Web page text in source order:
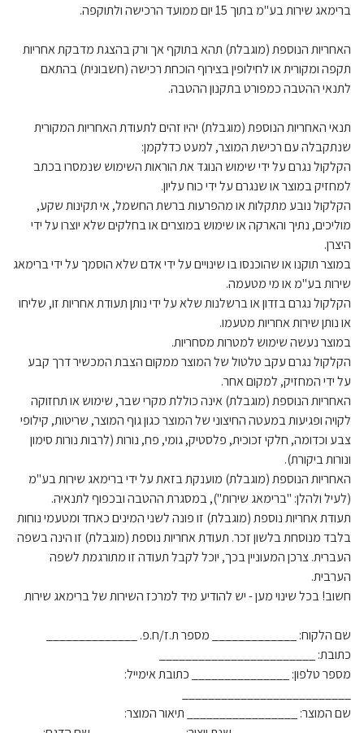
ברימאג שירות בע"מ בתוך 15 יום ממועד הרכישה ולתוקפה.
האחריות הנוספת (מוגבלת) תהא בתוקף אך ורק בהצגת מדבקת אחריות
תקפה ומקורית או לחילופין בצירוף הוכחת רכישה (חשבונית) בהתאם
לתנאי ההטבה כמפורט בתקנון ההטבה.
תנאי האחריות הנוספת (מוגבלת) יהיו זהים לתעודת האחריות המקורית
שנתקבלה עם רכישת המוצר, למעט כדלקמן:
הקלקול נגרם על ידי שימוש הנוגד את הוראות השימוש שנמסרו בכתב
למחזיק במוצר או שנגרם על ידי כוח עליון.
הקלקול נובע מתקלות או מהפרעות ברשת החשמל, אי תקינות שקע,
מוליכים, נתיך והארקה או שימוש במוצרים או בחלקים שלא יוצרו על ידי
היצרן.
במוצר תוקנו או שהוכנסו בו שינויים על ידי אדם שלא הוסמך על ידי ברימאג
שירות בע"מ או מי מטעמה.
הקלקול נגרם בזדון או ברשלנות שלא על ידי נותן תעודת אחריות זו, שליחו
או נותן שירות אחריות מטעמו.
במוצר נעשה שימוש למטרות מסחריות.
הקלקול נגרם עקב טלטול של המוצר ממקום הצבת המכשיר דרך קבע
על ידי המחזיק, למקום אחר.
האחריות הנוספת (מוגבלת) אינה כוללת מקרי שבר, שימוש או תחזוקה
לקויה ופגיעות במעטה החיצוני של המוצר כגון גוף המוצר, שריטות, קילופי
צבע וכדומה, חלקי זכוכית, פלסטיק, גומי, פח, נורות (לרבות נורות סימון
ונורות ביקורת).
האחריות הנוספת (מוגבלת) מוענקת בזאת על ידי ברימאג שירות בע"מ
(לעיל ולהלן: "ברימאג שירות"), במסגרת ההטבה ובכפוף לתנאיה.
תעודת אחריות נוספת (מוגבלת) זו פונה לשני המינים כאחד ומטעמי נוחות
בלבד מנוסחת בלשון זכר. תעודת אחריות נוספת (מוגבלת) זו הינה בשפה
העברית. צרכן המעוניין בכך, יוכל לקבל תעודה זו מתורגמת לשפה
הערבית.
חשוב! בכל שינוי מען - יש להודיע מיד למרכז השירות של ברימאג שירות
שם הלקוח: _____________ מספר ת.ז/ח.פ. ______________
כתובת: ________________________
מספר טלפון: _______________ כתובת אימייל:
שם המוצר: _________________ תיאור המוצר: